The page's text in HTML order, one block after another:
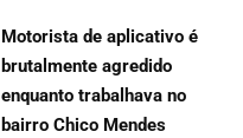
Motorista de aplicativo é
brutalmente agredido
enquanto trabalhava no
bairro Chico Mendes